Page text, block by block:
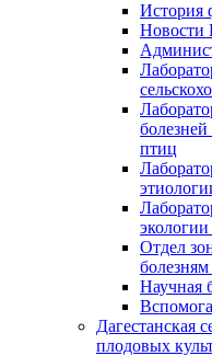
История
птиц
Отдел
Научная
Дагестанская
плодовых